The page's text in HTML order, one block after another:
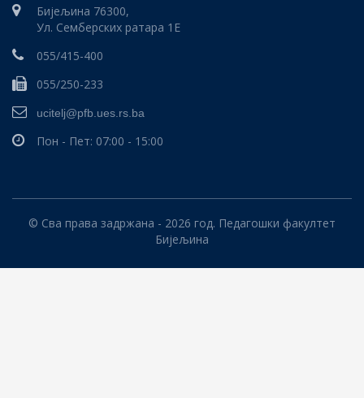
Бијељина 76300,
Ул. Семберских ратара 1E
055/415-400
055/250-233
ucitelj@pfb.ues.rs.ba
Пон - Пет: 07:00 - 15:00
© Сва права задржана - 2026 год. Педагошки факултет
Бијељина